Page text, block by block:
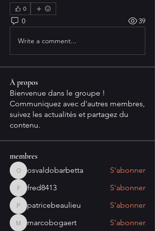
0
0 39
Write a comment...
À propos
Bienvenue dans le groupe !
Communiquez avec d'autres membres,
suivez les actualités et partagez du
contenu.
membres
osvaldobarbetta
osvaldobarbetta S'abonner
fred8413
fred8413 S'abonner
patricebeaulieu
patricebeaulieu S'abonner
marcobogaert
marcobogaert S'abonner